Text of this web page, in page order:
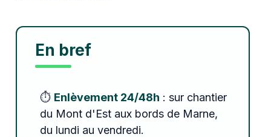
En bref
⏱️ Enlèvement 24/48h : sur chantier
du Mont d'Est aux bords de Marne,
du lundi au vendredi.